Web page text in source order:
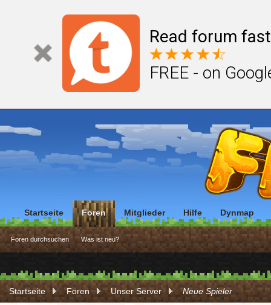
Read forum
FREE - on
Startseite Foren Unser Server Neue Spieler
Startseite Foren
Foren durchsuchen Was ist neu?
Mitglieder Hilfe Dynmap